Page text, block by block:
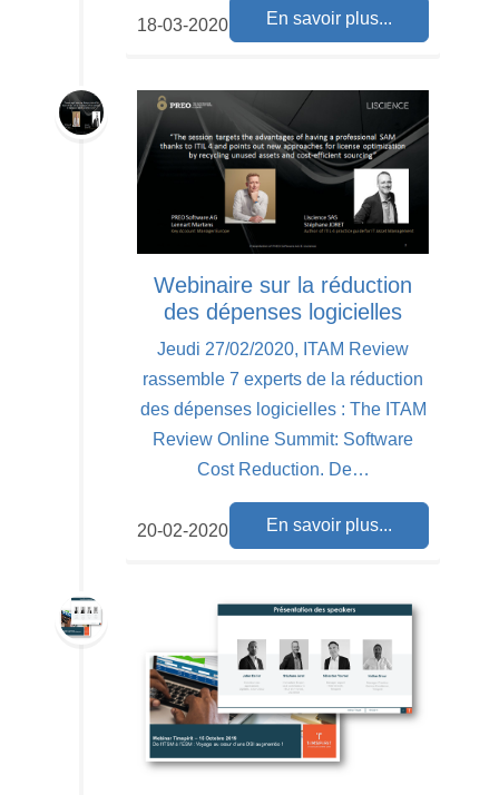
En savoir plus...
18-03-2020
Webinaire sur la réduction
des dépenses logicielles
Jeudi 27/02/2020, ITAM Review
rassemble 7 experts de la réduction
des dépenses logicielles : The ITAM
Review Online Summit: Software
Cost Reduction. De…
En savoir plus...
20-02-2020